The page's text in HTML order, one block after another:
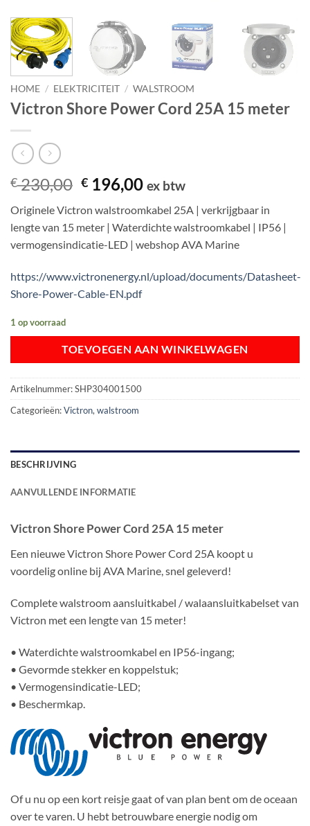
HOME / ELEKTRICITEIT / WALSTROOM
Victron Shore Power Cord 25A 15 meter
€230,00 Oorspronkelijke
was:
€ 230,00.
€ 196,00Huidige
is:
€ 196,00.
ex btw
Originele Victron walstroomkabel 25A | verkrijgbaar in
lengte van 15 meter | Waterdichte walstroomkabel | IP56 |
vermogensindicatie-LED | webshop AVA Marine
https://www.victronenergy.nl/upload/documents/Datasheet-
Shore-Power-Cable-EN.pdf
1 op voorraad
TOEVOEGEN AAN WINKELWAGEN
Artikelnummer:SHP304001500
Categorieën:Victron,walstroom
BESCHRIJVING
AANVULLENDE INFORMATIE
Victron Shore Power Cord 25A 15 meter
Een nieuwe Victron Shore Power Cord 25A koopt u
voordelig online bij AVA Marine, snel geleverd!
Complete walstroom aansluitkabel / walaansluitkabelset van
Victron met een lengte van 15 meter!
• Waterdichte walstroomkabel en IP56-ingang;
• Gevormde stekker en koppelstuk;
• Vermogensindicatie-LED;
• Beschermkap.
Of u nu op een kort reisje gaat of van plan bent om de oceaan
over te varen. U hebt betrouwbare energie nodig om